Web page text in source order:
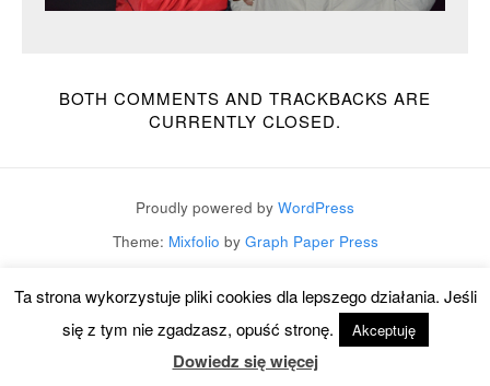
BOTH COMMENTS AND TRACKBACKS ARE
CURRENTLY CLOSED.
Proudly powered by WordPress
Theme: Mixfolio by Graph Paper Press
Ta strona wykorzystuje pliki cookies dla lepszego działania. Jeśli
się z tym nie zgadzasz, opuść stronę.
Akceptuję
Dowiedz się więcej